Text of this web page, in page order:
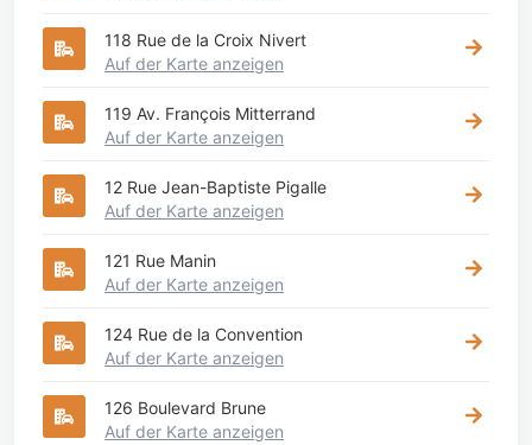
118 Rue de la Croix Nivert
Auf der Karte anzeigen
119 Av. François Mitterrand
Auf der Karte anzeigen
12 Rue Jean-Baptiste Pigalle
Auf der Karte anzeigen
121 Rue Manin
Auf der Karte anzeigen
124 Rue de la Convention
Auf der Karte anzeigen
126 Boulevard Brune
Auf der Karte anzeigen